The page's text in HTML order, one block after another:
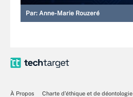
Par: Anne-Marie Rouzeré
À Propos
Charte d’éthique et de déontologie